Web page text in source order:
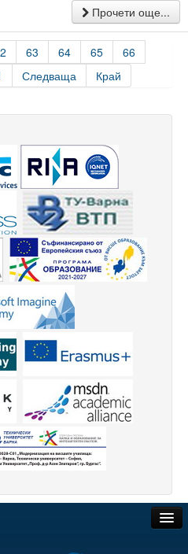
техника и автоматизация
факултет
колеж
Прочети още...
63 64 65
66
Следваща Край